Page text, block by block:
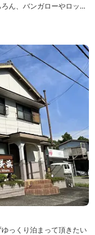
ん、バンガローやロッジ
ながらゆったりと温泉を
っくり泊まって頂きたい